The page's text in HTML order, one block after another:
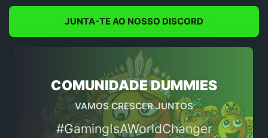
JUNTA-TE AO NOSSO DISCORD
COMUNIDADE DUMMIES
VAMOS CRESCER JUNTOS
#GamingIsAWorldChanger